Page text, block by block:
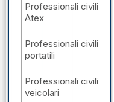
Professionali civili
Atex
Professionali civili
portatili
Professionali civili
veicolari